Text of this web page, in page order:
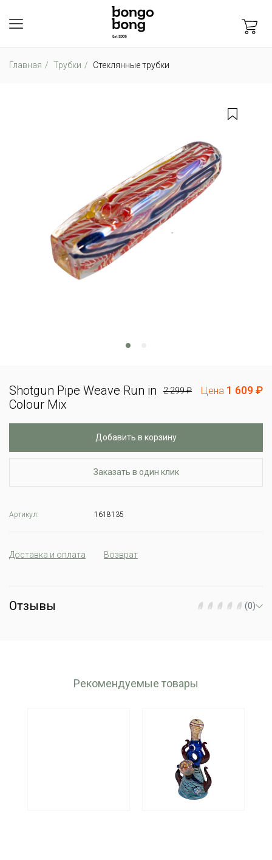
Главная Трубки Стеклянные трубки
Shotgun Pipe Weave Run in
Colour Mix
2 299 ₽ Цена 1 609 ₽
Добавить в корзину
Заказать в один клик
Артикул: 1618135
Доставка и оплата Возврат
Отзывы (0)
Рекомендуемые товары